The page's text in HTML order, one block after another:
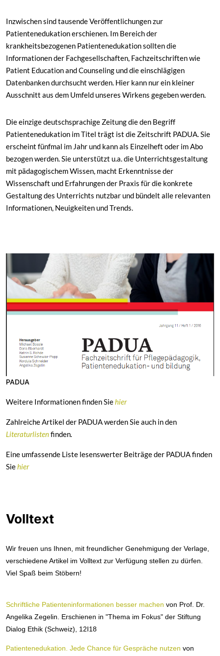
Inzwischen sind tausende Veröffentlichungen zur
Patientenedukation erschienen. Im Bereich der
krankheitsbezogenen Patientenedukation sollten die
Informationen der Fachgesellschaften, Fachzeitschriften wie
Patient Education and Counseling und die einschlägigen
Datenbanken durchsucht werden. Hier kann nur ein kleiner
Ausschnitt aus dem Umfeld unseres Wirkens gegeben werden.
Die einzige deutschsprachige Zeitung die den Begriff
Patientenedukation im Titel trägt ist die Zeitschrift PADUA. Sie
erscheint fünfmal im Jahr und kann als Einzelheft oder im Abo
bezogen werden. Sie unterstützt u.a. die Unterrichtsgestaltung
mit pädagogischem Wissen, macht Erkenntnisse der
Wissenschaft und Erfahrungen der Praxis für die konkrete
Gestaltung des Unterrichts nutzbar und bündelt alle relevanten
Informationen, Neuigkeiten und Trends.
PADUA
Weitere Informationen finden Siehier
Zahlreiche Artikel der PADUA werden Sie auch in den
Literaturlistenfinden
Eine umfassende Liste lesenswerter Beiträge der PADUA finden
Siehier
Volltext
Wir freuen uns Ihnen, mit freundlicher Genehmigung der Verlage,
verschiedene Artikel im Volltext zur Verfügung stellen zu dürfen.
Viel Spaß beim Stöbern!
Schriftliche Patienteninformationen besser machen von Prof. Dr.
Angelika Zegelin. Erschienen in "Thema im Fokus" der Stiftung
Dialog Ethik (Schweiz), 12I18
Patientenedukation. Jede Chance für Gespräche nutzen von